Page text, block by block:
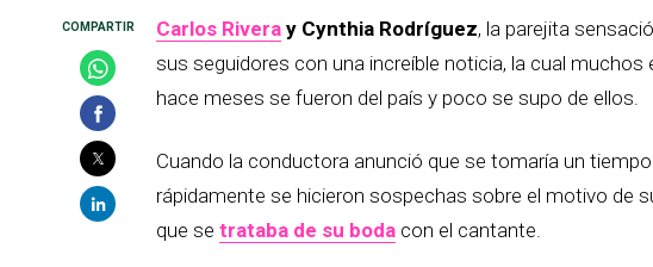
Carlos Rivera y Cynthia Rodríguez, la parejita
sus seguidores con una increíble noticia, la cual muchos
hace meses se fueron del país y poco se supo de ellos.
Cuando la conductora anunció que se tomaría un
rápidamente se hicieron sospechas sobre el motivo de
que se trataba de su boda con el cantante.